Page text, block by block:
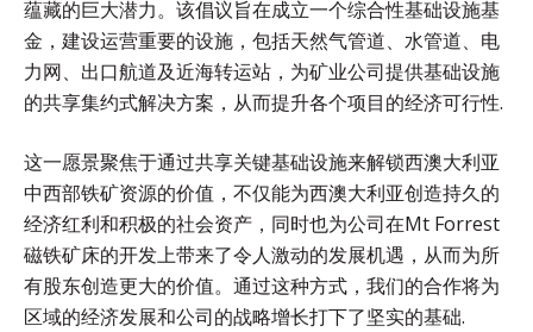
蕴藏的巨大潜力。该倡议旨在成立一个综合性基础设施基
金，建设运营重要的设施，包括天然气管道、水管道、电
力网、出口航道及近海转运站，为矿业公司提供基础设施
的共享集约式解决方案，从而提升各个项目的经济可行性.
这一愿景聚焦于通过共享关键基础设施来解锁西澳大利亚
中西部铁矿资源的价值，不仅能为西澳大利亚创造持久的
经济红利和积极的社会资产，同时也为公司在Mt Forrest
磁铁矿床的开发上带来了令人激动的发展机遇，从而为所
有股东创造更大的价值。通过这种方式，我们的合作将为
区域的经济发展和公司的战略增长打下了坚实的基础.